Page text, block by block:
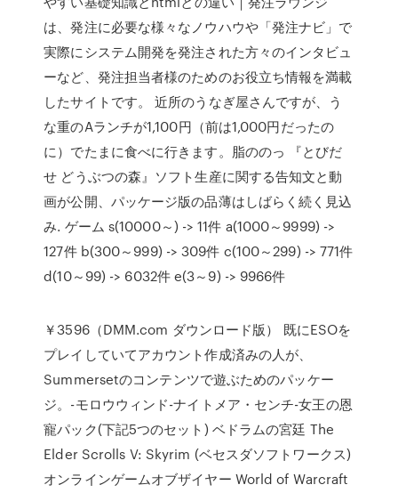
は、発注に必要な様々なノウハウや「発注ナビ」で
実際にシステム開発を発注された方々のインタビュ
ーなど、発注担当者様のためのお役立ち情報を満載
したサイトです。 近所のうなぎ屋さんですが、う
な重のAランチが1,100円（前は1,000円だったの
に）でたまに食べに行きます。脂ののっ 『とびだ
せ どうぶつの森』ソフト生産に関する告知文と動
画が公開、パッケージ版の品薄はしばらく続く見込
み. ゲーム s(10000～) -> 11件 a(1000～9999) ->
127件 b(300～999) -> 309件 c(100～299) -> 771件
d(10～99) -> 6032件 e(3～9) -> 9966件
￥3596（DMM.com ダウンロード版） 既にESOを
プレイしていてアカウント作成済みの人が、
Summersetのコンテンツで遊ぶためのパッケー
ジ。-モロウウィンド-ナイトメア・センチ-女王の恩
寵パック(下記5つのセット) ベドラムの宮廷 The
Elder Scrolls V: Skyrim (ベセスダソフトワークス)
オンラインゲームオブザイヤー World of Warcraft